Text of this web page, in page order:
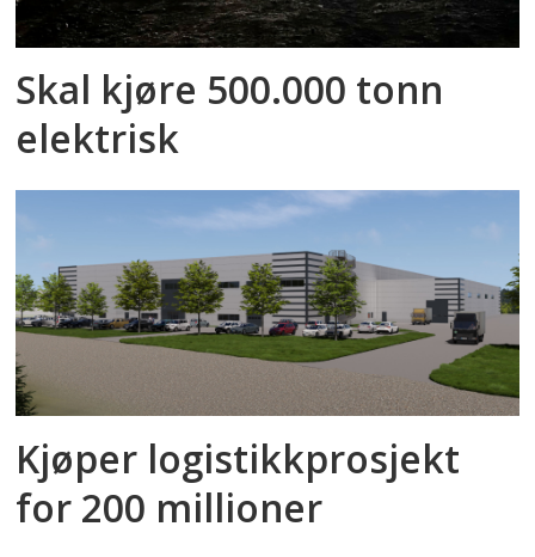
Skal kjøre 500.000 tonn
elektrisk
Kjøper logistikkprosjekt
for 200 millioner